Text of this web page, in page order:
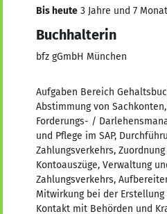
Bis heute 3 Jahre und 7
Buchhalterin
bfz gGmbH München
Aufgaben Bereich
Abstimmung von
Forderungs- /
und Pflege im SAP,
Zahlungsverkehrs,
Kontoauszüge, Verwaltung
Zahlungsverkehrs,
Mitwirkung bei der Erstellung
Kontakt mit Behörden und